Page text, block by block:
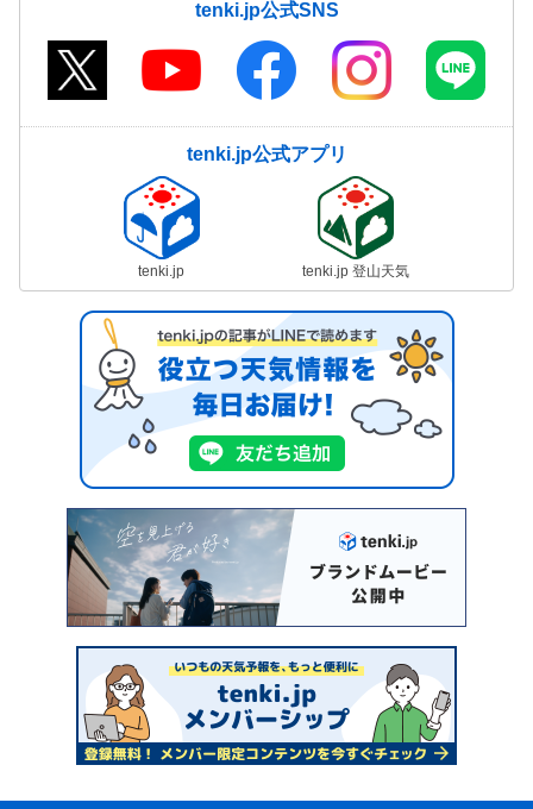
tenki.jp公式SNS
tenki.jp公式アプリ
tenki.jp tenki.jp 登山天気